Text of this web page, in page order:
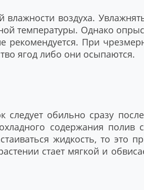
воздуха.
температуры. Однако
рекомендуется. При
ягод либо они осыпаются.
обильно сразу
содержания полив
жидкость, то это
стает мягкой и